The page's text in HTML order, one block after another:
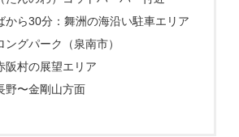
ら30分：舞洲の海沿い駐車エリア
グパーク（泉南市）
村の展望エリア
〜金剛山方面